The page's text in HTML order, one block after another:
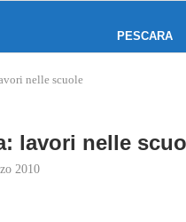
PESCARA
nelle scuole
lavori nelle
2010